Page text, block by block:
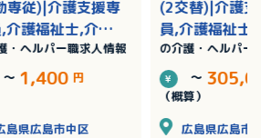
専従)|介護支援専
介護福祉士,介護
任者研修（ヘル
級）,介護職員実
研修（ヘルパー1
・ヘルパー職求人情報
～ 1,400 円
島県広島市中区
(2交替)|介護支
員,介護福祉士,
員初任者研修
ー2級）,介護
者研修（ヘル
級）/賞与あり
の介護・ヘルパー
～
（概算）
広島県広島市